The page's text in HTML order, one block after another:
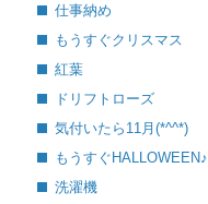
仕事納め
もうすぐクリスマス
紅葉
ドリフトローズ
気付いたら11月(*^^*)
もうすぐHALLOWEEN♪
洗濯機